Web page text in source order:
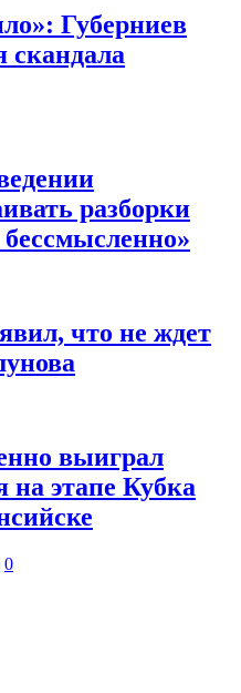
Губерниев
скандала
разборки
что не ждет
выиграл
на этапе Кубка
0